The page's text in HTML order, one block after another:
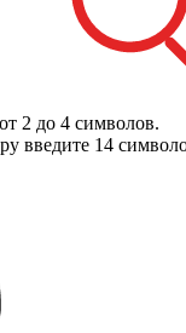
2 до 4 символов.
введите 14